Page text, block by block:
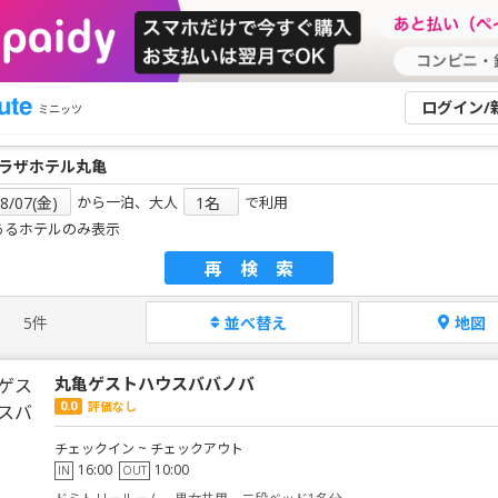
ミニッツ ログイン/
から一泊、大人
で利用
るホテルのみ表示
再検索
5件 並べ替え 地図
丸亀ゲストハウスババノバ
0.0 評価なし
チェックイン ~ チェックアウト
IN 16:00 OUT 10:00